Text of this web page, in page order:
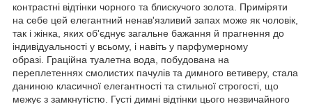
контрастні відтінки чорного та блискучого золота. Приміряти
на себе цей елегантний ненав'язливий запах може як чоловік,
так і жінка, яких об'єднує загальне бажання й прагнення до
індивідуальності у всьому, і навіть у парфумерному
образі. Граційна туалетна вода, побудована на
переплетеннях смолистих пачулів та димного ветиверу, стала
даниною класичної елегантності та стильної строгості, що
межує з замкнутістю. Густі димні відтінки цього незвичайного